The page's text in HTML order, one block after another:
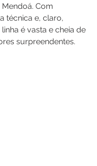
Com
técnica e, claro,
é vasta e cheia de
surpreendentes.